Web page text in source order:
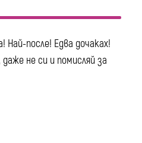
Най-после! Едва дочаках!
не си и помисляй за